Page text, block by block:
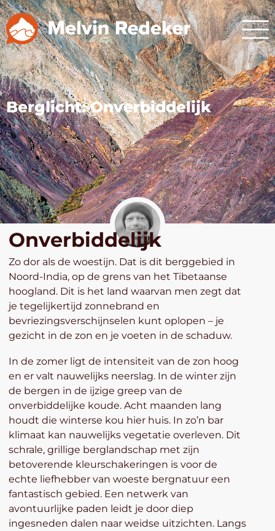
Berglicht: Onverbiddelijk
Onverbiddelijk
Zo dor als de woestijn. Dat is dit berggebied in
Noord-India, op de grens van het Tibetaanse
hoogland. Dit is het land waarvan men zegt dat
je tegelijkertijd zonnebrand en
bevriezingsverschijnselen kunt oplopen – je
gezicht in de zon en je voeten in de schaduw.
In de zomer ligt de intensiteit van de zon hoog
en er valt nauwelijks neerslag. In de winter zijn
de bergen in de ijzige greep van de
onverbiddelijke koude. Acht maanden lang
houdt die winterse kou hier huis. In zo’n bar
klimaat kan nauwelijks vegetatie overleven. Dit
schrale, grillige berglandschap met zijn
betoverende kleurschakeringen is voor de
echte liefhebber van woeste bergnatuur een
fantastisch gebied. Een netwerk van
avontuurlijke paden leidt je door diep
ingesneden dalen naar weidse uitzichten. Langs